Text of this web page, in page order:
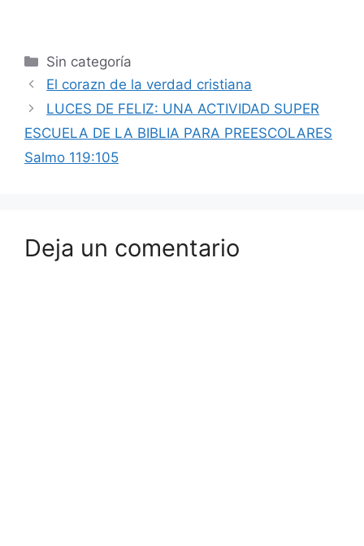
Sin categoría
El corazn de la verdad cristiana
LUCES DE FELIZ: UNA ACTIVIDAD SUPER
ESCUELA DE LA BIBLIA PARA PREESCOLARES
Salmo 119:105
Deja un comentario